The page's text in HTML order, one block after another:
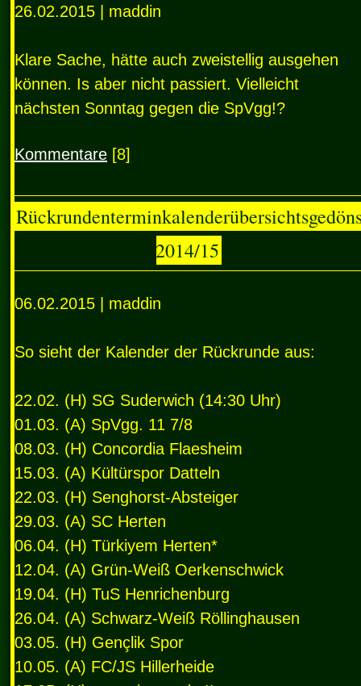
26.02.2015 | maddin
Klare Sache, hätte auch zweistellig ausgehen
können. Is aber nicht passiert. Vielleicht
nächsten Sonntag gegen die SpVgg!?
Kommentare [8]
2014/15
06.02.2015 | maddin
So sieht der Kalender der Rückrunde aus:
22.02. (H) SG Suderwich (14:30 Uhr)
01.03. (A) SpVgg. 11 7/8
08.03. (H) Concordia Flaesheim
15.03. (A) Kültürspor Datteln
22.03. (H) Senghorst-Absteiger
29.03. (A) SC Herten
06.04. (H) Türkiyem Herten*
12.04. (A) Grün-Weiß Oerkenschwick
19.04. (H) TuS Henrichenburg
26.04. (A) Schwarz-Weiß Röllinghausen
03.05. (H) Gençlik Spor
10.05. (A) FC/JS Hillerheide